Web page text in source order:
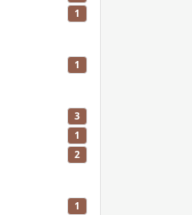
1
1
3
1
2
1